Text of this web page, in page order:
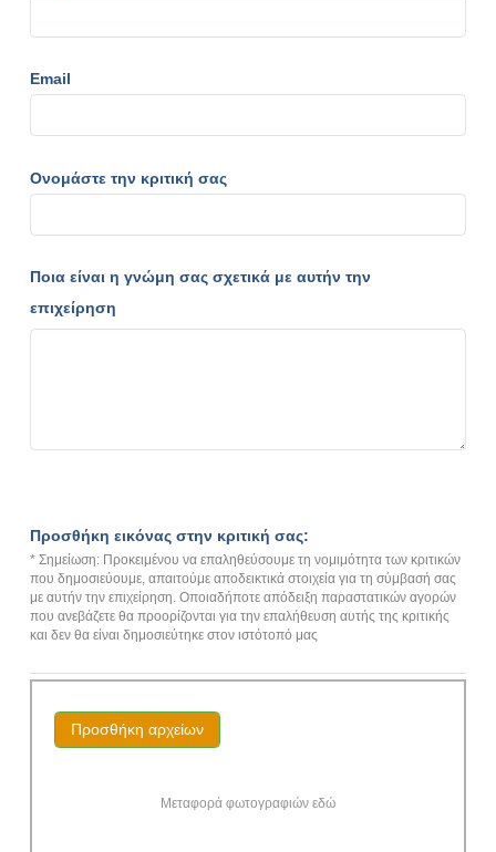
Email
Ονομάστε την κριτική σας
Ποια είναι η γνώμη σας σχετικά με αυτήν την
επιχείρηση
Προσθήκη εικόνας στην κριτική σας:
* Σημείωση: Προκειμένου να επαληθεύσουμε τη νομιμότητα των κριτικών
που δημοσιεύουμε, απαιτούμε αποδεικτικά στοιχεία για τη σύμβασή σας
με αυτήν την επιχείρηση. Οποιαδήποτε απόδειξη παραστατικών αγορών
που ανεβάζετε θα προορίζονται για την επαλήθευση αυτής της κριτικής
και δεν θα είναι δημοσιεύτηκε στον ιστότοπό μας
Προσθήκη αρχείων
Μεταφορά φωτογραφιών εδώ